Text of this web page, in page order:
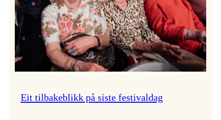
Eit tilbakeblikk på siste festivaldag